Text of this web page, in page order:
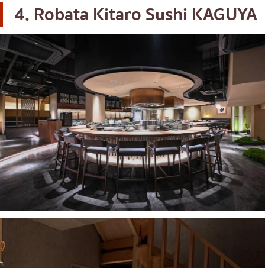
4. Robata Kitaro Sushi KAGUYA